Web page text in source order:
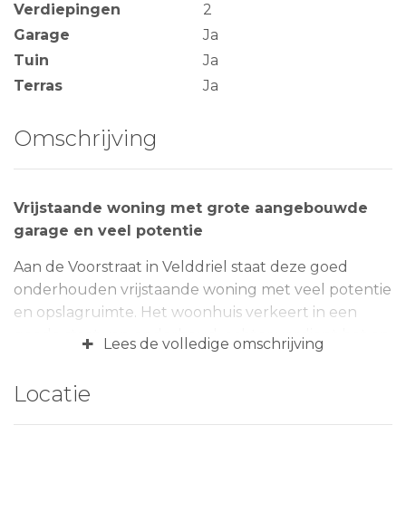
Verdiepingen
2
Garage
Ja
Tuin
Ja
Terras
Ja
Omschrijving
Vrijstaande woning met grote aangebouwde
garage en veel potentie
Aan de Voorstraat in Velddriel staat deze goed
onderhouden vrijstaande woning met veel potentie
en opslagruimte. Het woonhuis verkeert in een
goede staat van onderhoud, echter verdient het op
verschillende onderdelen een modernisering.
volledig naar eigen wens te vernieuwen, dan is dit
een mooie kans! Voor de hobbyist is de
+ Lees de volledige omschrijving
Locatie